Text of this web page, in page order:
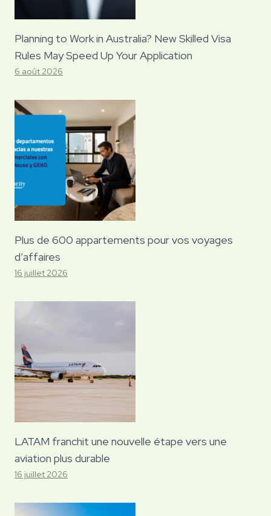
Planning to Work in Australia? New Skilled Visa
Rules May Speed Up Your Application
6 août 2026
Plus de 600 appartements pour vos voyages
d’affaires
16 juillet 2026
LATAM franchit une nouvelle étape vers une
aviation plus durable
16 juillet 2026